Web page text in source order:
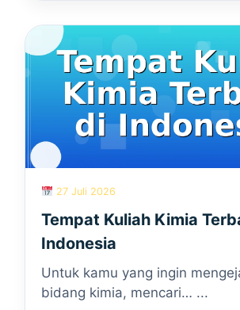
27 Juli 2026
Tempat Kuliah Kimia
Indonesia
Untuk kamu yang ingin
bidang kimia, mencari… ...